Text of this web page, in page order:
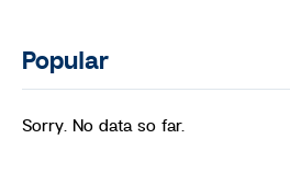
Popular
Sorry. No data so far.